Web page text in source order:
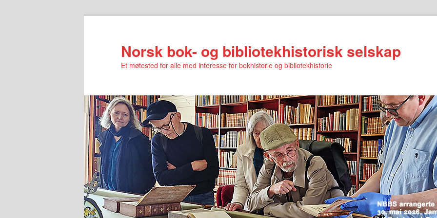
Norsk bok- og bibliotekhistorisk selskap
Et møtested for alle med interesse for bokhistorie og bibliotekhistorie